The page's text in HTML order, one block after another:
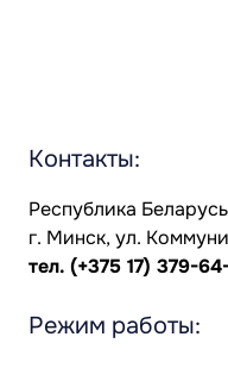
Контакты:
Республика
г. Минск, ул.
тел. (+375 17) 379-
Режим работы: